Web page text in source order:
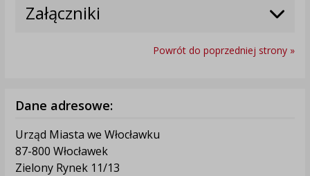
Załączniki
Powrót do poprzedniej strony »
Dane adresowe:
Urząd Miasta we Włocławku
87-800 Włocławek
Zielony Rynek 11/13